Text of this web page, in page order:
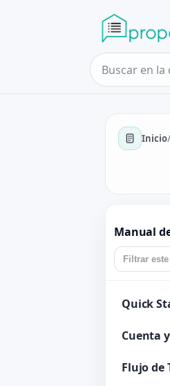
Inicio/
Manual
Quick
Cuenta
Flujo de